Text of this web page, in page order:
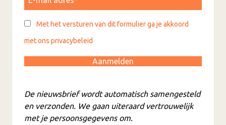
Met het versturen van dit formulier ga je akkoord
met ons privacybeleid
De nieuwsbrief wordt automatisch samengesteld
en verzonden. We gaan uiteraard vertrouwelijk
met je persoonsgegevens om.